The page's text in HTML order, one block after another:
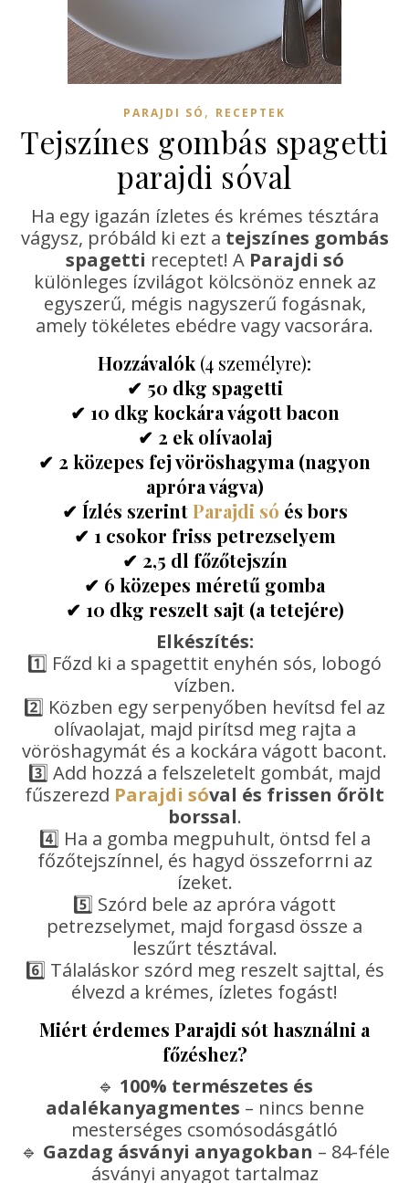
PARAJDI SÓ , RECEPTEK
Tejszínes gombás spagetti
parajdi sóval
Ha egy igazán ízletes és krémes tésztára
vágysz, próbáld ki ezt a tejszínes gombás
spagetti receptet! A Parajdi só
különleges ízvilágot kölcsönöz ennek az
egyszerű, mégis nagyszerű fogásnak,
amely tökéletes ebédre vagy vacsorára.
Hozzávalók (4 személyre):
✔ 50 dkg spagetti
✔ 10 dkg kockára vágott bacon
✔ 2 ek olívaolaj
✔ 2 közepes fej vöröshagyma (nagyon
apróra vágva)
✔ Ízlés szerintParajdi só és bors
✔ 1 csokor friss petrezselyem
✔ 2,5 dl főzőtejszín
✔ 6 közepes méretű gomba
✔ 10 dkg reszelt sajt (a tetejére)
Elkészítés:
1️⃣ Főzd ki a spagettit enyhén sós, lobogó
vízben.
2️⃣ Közben egy serpenyőben hevítsd fel az
olívaolajat, majd pirítsd meg rajta a
vöröshagymát és a kockára vágott bacont.
3️⃣ Add hozzá a felszeletelt gombát, majd
fűszerezd Parajdi sóval és frissen őrölt
borssal.
4️⃣ Ha a gomba megpuhult, öntsd fel a
főzőtejszínnel, és hagyd összeforrni az
ízeket.
5️⃣ Szórd bele az apróra vágott
petrezselymet, majd forgasd össze a
leszűrt tésztával.
6️⃣ Tálaláskor szórd meg reszelt sajttal, és
élvezd a krémes, ízletes fogást!
Miért érdemes Parajdi sót használni a
főzéshez?
🔹 100% természetes és
adalékanyagmentes – nincs benne
mesterséges csomósodásgátló
🔹 Gazdag ásványi anyagokban – 84-féle
ásványi anyagot tartalmaz